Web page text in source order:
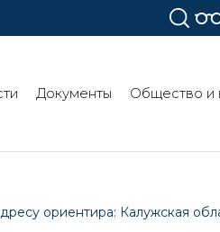
Документы Общество и
ориентира: Калужская